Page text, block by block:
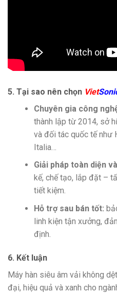
5. Tại sao nên chọn Viet
Chuyên gia công
thành lập từ 2014, sở
và đối tác quốc tế như
Italia…
Giải pháp toàn diện
kế, chế tạo, lắp đặt –
tiết kiệm.
Hỗ trợ sau bán tốt:
linh kiện tận xưởng,
định.
6. Kết luận
Máy hàn siêu âm vải không dệt
đại, hiệu quả và xanh cho